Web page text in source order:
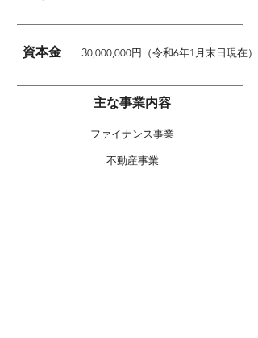
資本金 30,000,000円（令和6年1月末日現在）
主な事業内容
ファイナンス事業
不動産事業